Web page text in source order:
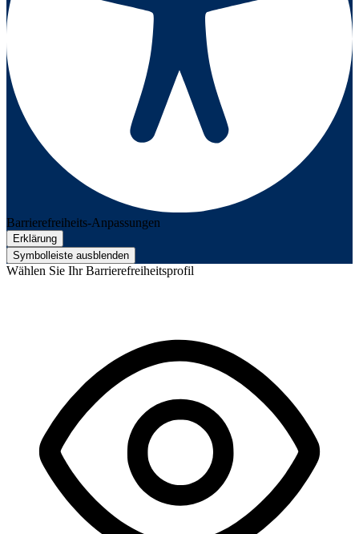
Barrierefreiheits-Anpassungen
Erklärung
Symbolleiste ausblenden
Wählen Sie Ihr Barrierefreiheitsprofil